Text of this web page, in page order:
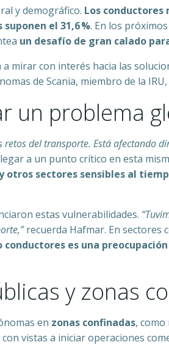
y demográfico. Los conductores
el 31,6 %. En los
un desafío de gran calado
mirar con interés hacia las
de Scania, miembro de la
un problema
retos del transporte. Está afectando
a un punto crítico en esta
otros sectores sensibles al
estas vulnerabilidades.
recuerda Hafmar. En sectores
es una
y zonas
en zonas confinadas, como
con vistas a iniciar operaciones